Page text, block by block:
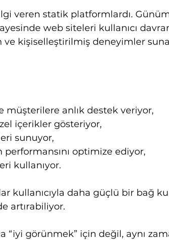
veren statik platformlardı.
web siteleri kullanıcı
ve kişiselleştirilmiş deneyimler
anlık destek veriyor,
içerikler gösteriyor,
sunuyor,
optimize ediyor,
kullanıyor.
kullanıcıyla daha güçlü bir bağ
artırabiliyor.
“iyi görünmek” için değil, aynı